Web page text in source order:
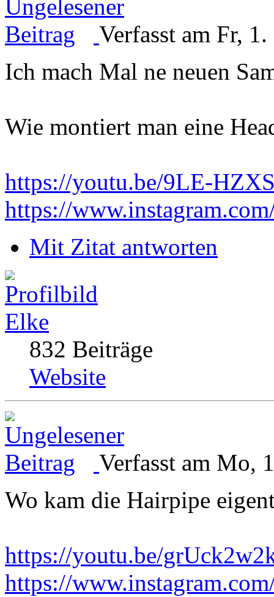
Verfasst am Fr,
Ich mach Mal ne neuen
Wie montiert man eine
https://youtu.be/9LE-
https://
Mit Zitat antworten
Elke
832 Beiträge
Website
Verfasst am Mo,
Wo kam die Hairpipe
https://youtu.be/
https://